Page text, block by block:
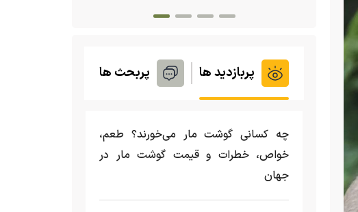
پربازدید ها پربحث ها
چه کسانی گوشت مار می‌خورند؟ طعم،
خواص، خطرات و قیمت گوشت مار در
جهان